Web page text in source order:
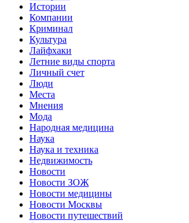
Истории
Компании
Криминал
Культура
Лайфхаки
Летние виды спорта
Личный счет
Люди
Места
Мнения
Мода
Народная медицина
Наука
Наука и техника
Недвижимость
Новости
Новости ЗОЖ
Новости медицины
Новости Москвы
Новости путешествий